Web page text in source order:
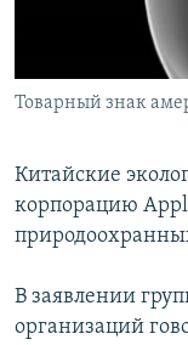
Товарный знак
Китайские
корпорацию
В заявлении
организаций